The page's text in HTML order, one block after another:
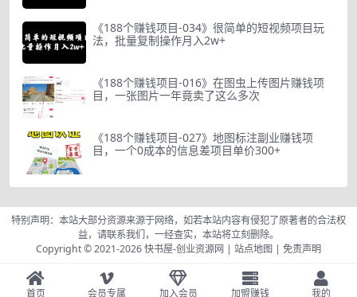
《188个赚钱项目-034》很简单的短视频项目玩
法，批量复制操作月入2w+
《188个赚钱项目-016》在图虫上传图片赚钱项
目，一张图片一年竟卖了这么多次
《188个赚钱项目-027》地图标注副业赚钱项
目，一个0成本的信息差项目单价300+
特别声明：本站大部分资源来源于网络，如若本站内容有侵犯了原著者的合法权
益，请联系我们，一经查实，本站将立刻删除。
Copyright © 2021-2026快书屋-创业资源网 | 站点地图 | 免责声明
首页 会员专属 加入会员 加盟赚钱 我的